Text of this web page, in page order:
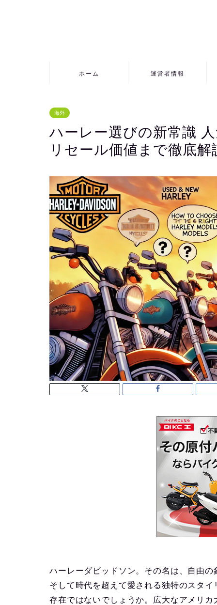
ホーム 運営者情報
海外
ハーレー選びの新常識
リセール価値まで徹底解
ハーレーダビッドソン。その名は、自由
そして時代を超えて愛される独特のスタ
存在ではないでしょうか。広大なアメリ